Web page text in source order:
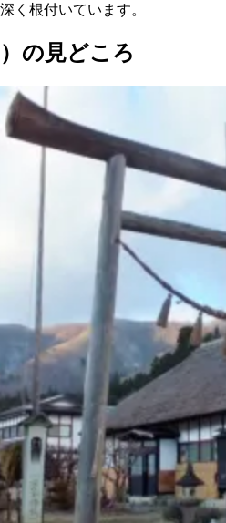
く根付いています。
の見どころ